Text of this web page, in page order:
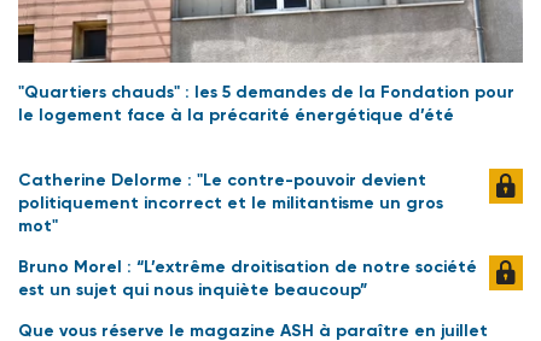
"Quartiers chauds" : les 5 demandes de la Fondation pour
le logement face à la précarité énergétique d’été
Catherine Delorme : "Le contre-pouvoir devient
politiquement incorrect et le militantisme un gros
mot"
Bruno Morel : “L’extrême droitisation de notre société
est un sujet qui nous inquiète beaucoup”
Que vous réserve le magazine ASH à paraître en juillet